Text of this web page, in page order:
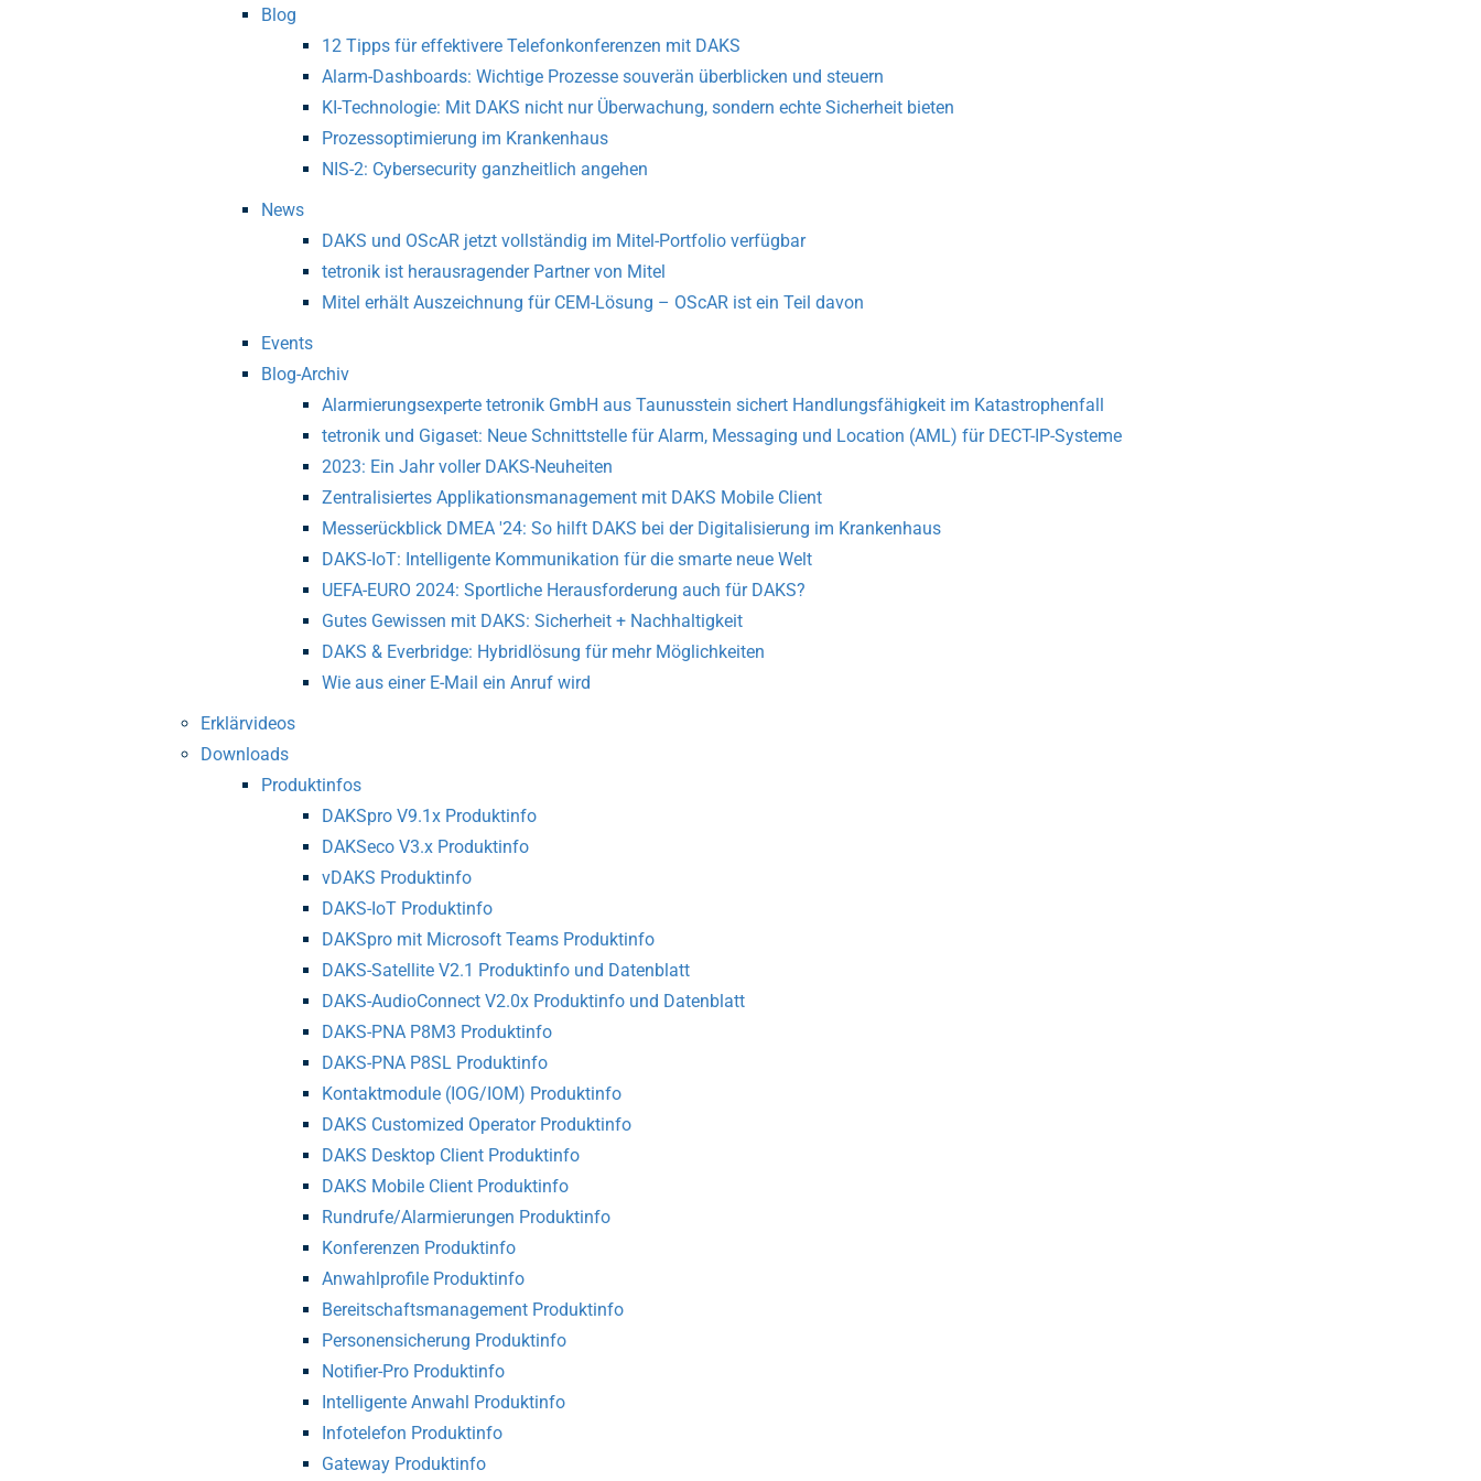
Blog
12 Tipps für effektivere Telefonkonferenzen mit DAKS
Alarm-Dashboards: Wichtige Prozesse souverän überblicken und steuern
KI-Technologie: Mit DAKS nicht nur Überwachung, sondern echte Sicherheit bieten
Prozessoptimierung im Krankenhaus
NIS-2: Cybersecurity ganzheitlich angehen
News
DAKS und OScAR jetzt vollständig im Mitel-Portfolio verfügbar
tetronik ist herausragender Partner von Mitel
Mitel erhält Auszeichnung für CEM-Lösung – OScAR ist ein Teil davon
Events
Blog-Archiv
Alarmierungsexperte tetronik GmbH aus Taunusstein sichert Handlungs­fähigkeit im Katastrophenfall
tetronik und Gigaset: Neue Schnittstelle für Alarm, Messaging und Location (AML) für DECT-IP-Systeme
2023: Ein Jahr voller DAKS-Neuheiten
Zentralisiertes Applikationsmanagement mit DAKS Mobile Client
Messerückblick DMEA '24: So hilft DAKS bei der Digitalisierung im Krankenhaus
DAKS-IoT: Intelligente Kommunikation für die smarte neue Welt
UEFA-EURO 2024: Sportliche Herausforderung auch für DAKS?
Gutes Gewissen mit DAKS: Sicherheit + Nachhaltigkeit
DAKS & Everbridge: Hybridlösung für mehr Möglichkeiten
Wie aus einer E-Mail ein Anruf wird
Erklärvideos
Downloads
Produktinfos
DAKSpro V9.1x Produktinfo
DAKSeco V3.x Produktinfo
vDAKS Produktinfo
DAKS-IoT Produktinfo
DAKSpro mit Microsoft Teams Produktinfo
DAKS-Satellite V2.1 Produktinfo und Datenblatt
DAKS-AudioConnect V2.0x Produktinfo und Datenblatt
DAKS-PNA P8M3 Produktinfo
DAKS-PNA P8SL Produktinfo
Kontaktmodule (IOG/IOM) Produktinfo
DAKS Customized Operator Produktinfo
DAKS Desktop Client Produktinfo
DAKS Mobile Client Produktinfo
Rundrufe/Alarmierungen Produktinfo
Konferenzen Produktinfo
Anwahlprofile Produktinfo
Bereitschaftsmanagement Produktinfo
Personensicherung Produktinfo
Notifier-Pro Produktinfo
Intelligente Anwahl Produktinfo
Infotelefon Produktinfo
Gateway Produktinfo